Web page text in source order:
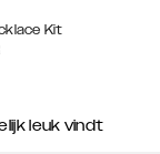
Kit
leuk vindt